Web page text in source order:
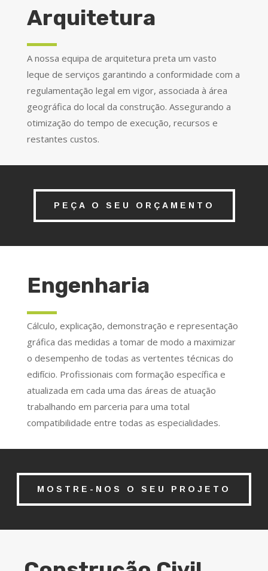
Arquitetura
A nossa equipa de arquitetura preta um vasto
leque de serviços garantindo a conformidade com a
regulamentação legal em vigor, associada à área
geográfica do local da construção. Assegurando a
otimização do tempo de execução, recursos e
restantes custos.
PEÇA O SEU ORÇAMENTO
Engenharia
Cálculo, explicação, demonstração e representação
gráfica das medidas a tomar de modo a maximizar
o desempenho de todas as vertentes técnicas do
edifício. Profissionais com formação específica e
atualizada em cada uma das áreas de atuação
trabalhando em parceria para uma total
compatibilidade entre todas as especialidades.
MOSTRE-NOS O SEU PROJETO